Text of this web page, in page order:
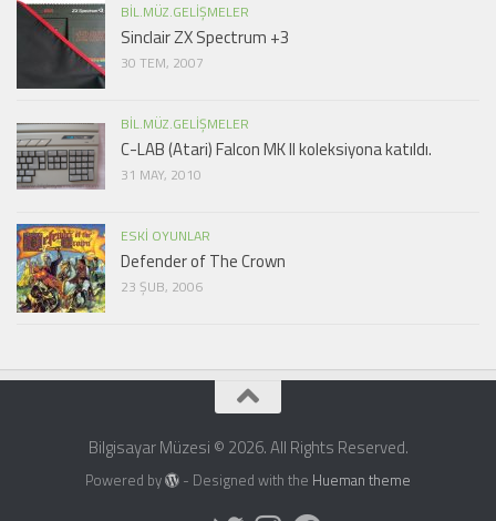
BIL.MÜZ.GELIŞMELER
Sinclair ZX Spectrum +3
30 TEM, 2007
BIL.MÜZ.GELIŞMELER
C-LAB (Atari) Falcon MK II koleksiyona katıldı.
31 MAY, 2010
ESKI OYUNLAR
Defender of The Crown
23 ŞUB, 2006
Bilgisayar Müzesi © 2026. All Rights Reserved.
Powered by - Designed with the Hueman theme